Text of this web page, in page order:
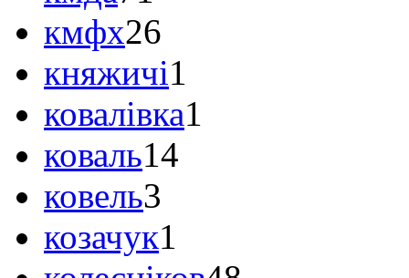
кмфх26
княжичі1
ковалівка1
коваль14
ковель3
козачук1